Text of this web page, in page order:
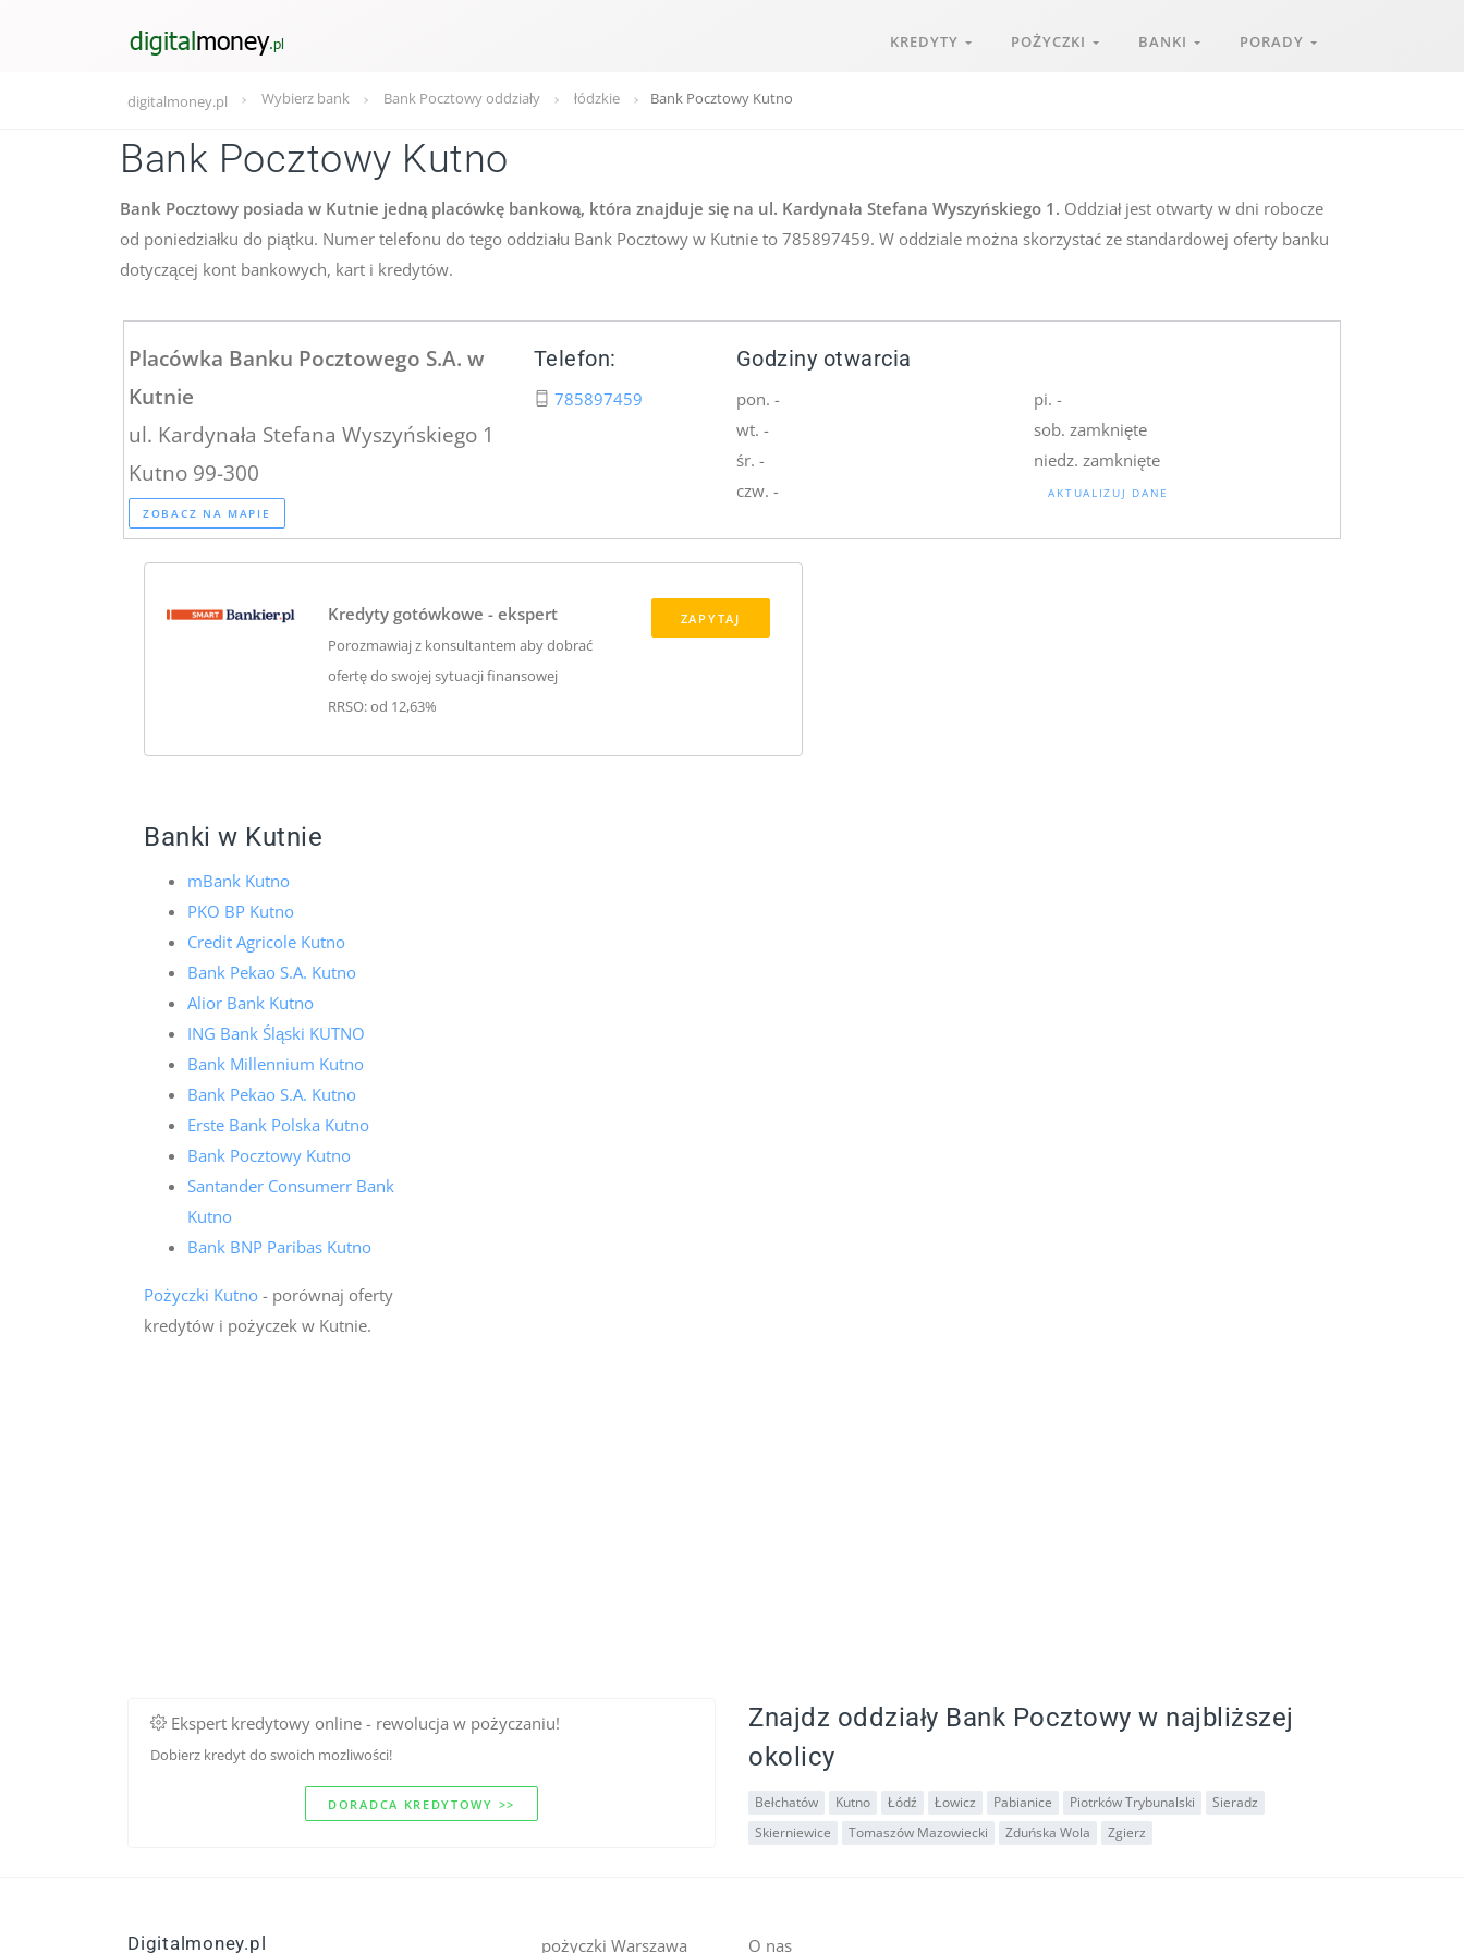
KREDYTY POŻYCZKI BANKI PORADY
digitalmoney.pl Wybierz bank Bank Pocztowy oddziały łódzkie Bank Pocztowy Kutno
Bank Pocztowy Kutno
Bank Pocztowy posiada w Kutnie jedną placówkę bankową, która znajduje się na ul. Kardynała Stefana Wyszyńskiego 1. Oddział jest otwarty w dni robocze
od poniedziałku do piątku. Numer telefonu do tego oddziału Bank Pocztowy w Kutnie to 785897459. W oddziale można skorzystać ze standardowej oferty banku
dotyczącej kont bankowych, kart i kredytów.
Placówka Banku Pocztowego S.A. w
Kutnie
ul. Kardynała Stefana Wyszyńskiego 1
Kutno 99-300
ZOBACZ NA MAPIE
Telefon:
785897459
Godziny otwarcia
pon. -
wt. -
śr. -
czw. -
pi. -
sob. zamknięte
niedz. zamknięte
AKTUALIZUJ DANE
Kredyty gotówkowe - ekspert
Porozmawiaj z konsultantem aby dobrać
ofertę do swojej sytuacji finansowej
RRSO: od 12,63%
ZAPYTAJ
Banki w Kutnie
mBank Kutno
PKO BP Kutno
Credit Agricole Kutno
Bank Pekao S.A. Kutno
Alior Bank Kutno
ING Bank Śląski KUTNO
Bank Millennium Kutno
Bank Pekao S.A. Kutno
Erste Bank Polska Kutno
Bank Pocztowy Kutno
Santander Consumerr Bank
Kutno
Bank BNP Paribas Kutno
Pożyczki Kutno - porównaj oferty
kredytów i pożyczek w Kutnie.
Ekspert kredytowy online - rewolucja w pożyczaniu!
Dobierz kredyt do swoich mozliwości!
DORADCA KREDYTOWY >>
Znajdz oddziały Bank Pocztowy w najbliższej
okolicy
Bełchatów Kutno Łódź Łowicz Pabianice Piotrków Trybunalski
Sieradz
Skierniewice
Tomaszów Mazowiecki Zduńska Wola Zgierz
pożyczki Warszawa O nas
Digitalmoney.pl